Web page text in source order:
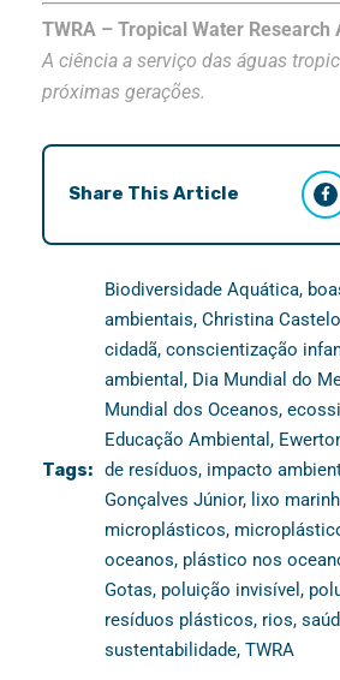
TWRA – Tropical Water Research
A ciência a serviço das águas
próximas gerações.
Share This Article
Tags:
Biodiversidade Aquática,
ambientais, Christina
cidadã, conscientização
ambiental , Dia Mundial do
Mundial dos Oceanos,
Educação Ambiental ,
de resíduos, impacto
Gonçalves Júnior, lixo
microplásticos,
oceanos, plástico nos
Gotas, poluição invisível ,
resíduos plásticos, rios,
sustentabilidade, TWRA